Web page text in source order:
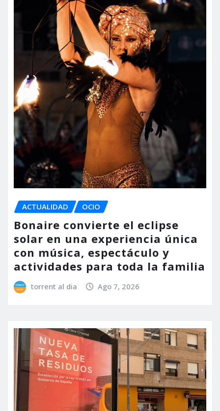
ACTUALIDAD OCIO
Bonaire convierte el eclipse
solar en una experiencia única
con música, espectáculo y
actividades para toda la familia
torrent al dia Ago 7, 2026